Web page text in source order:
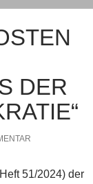
DER
51/2024) der